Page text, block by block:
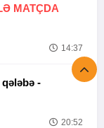
MATÇDA
14:37
Tofiq Musayevdən UFC-də ikinci qələbə -
20:52